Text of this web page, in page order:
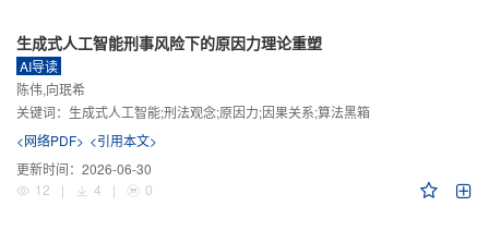
生成式人工智能刑事风险下的原因力理论重塑
AI导读
陈伟,向珉希
关键词： 生成式人工智能;刑法观念;原因力;因果关系;算法黑箱
<网络PDF> <引用本文>
更新时间： 2026-06-30
12
| 4 | 0